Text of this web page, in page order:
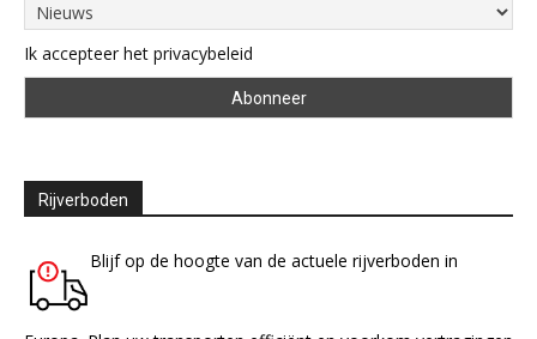
Ik accepteer het privacybeleid
Rijverboden
Blijf op de hoogte van de actuele rijverboden in